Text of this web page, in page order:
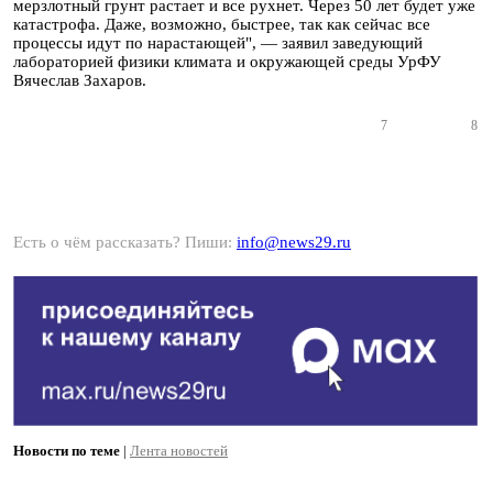
мерзлотный грунт растает и все рухнет. Через 50 лет будет уже
катастрофа. Даже, возможно, быстрее, так как сейчас все
процессы идут по нарастающей", — заявил заведующий
лабораторией физики климата и окружающей среды УрФУ
Вячеслав Захаров.
7 8
Есть о чём рассказать? Пиши: info@news29.ru
Новости по теме | Лента новостей